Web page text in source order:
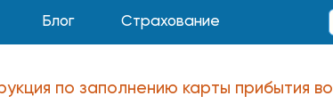
Блог Страхование
по заполнению карты прибытия